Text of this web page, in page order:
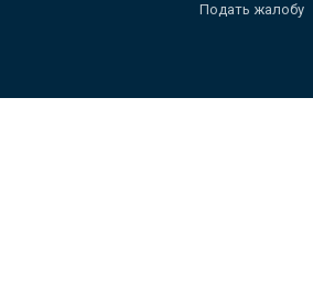
Подать жалобу